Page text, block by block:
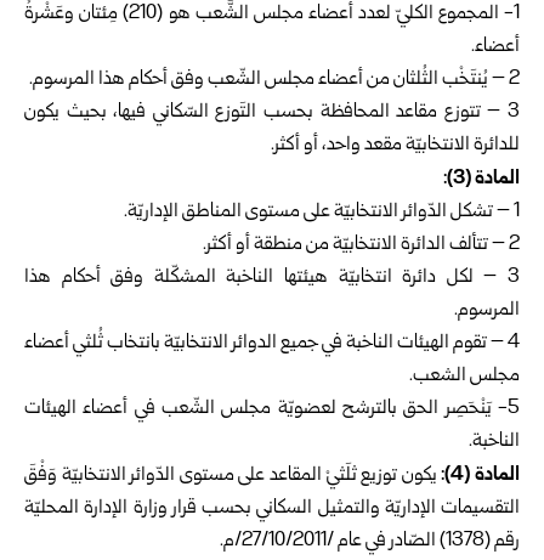
‎1- المجموع الكليّ لعدد أعضاء مجلس الشَّعب هو (210) مِئتان وعَشْرةُ
أعضاء.
2 – يُنتَخْب الثُلثان من أعضاء مجلس الشّعب وفق أحكام هذا المرسوم.
3 – تتوزع مقاعد المحافظة بحسب التَوزع السّكاني فيها، بحيث يكون
للدائرة الانتخابيّة مقعد واحد، أو أكثر.
المادة (3):
1 – تشكل الدّوائر الانتخابيّة على مستوى المناطق الإداريّة.
2 – تتألف الدائرة الانتخابيّة من منطقة أو أكثر.
3 – لكل دائرة انتخابيّة هيئتها الناخبة المشكّلة وفق أحكام هذا
المرسوم.
4 – تقوم الهيئات الناخبة في جميع الدوائر الانتخابيّة بانتخاب ثُلثي أعضاء
مجلس الشعب.
5- يَنْحَصِر الحق بالترشح لعضويّة مجلس الشّعب في أعضاء الهيئات
الناخبة.
المادة (4):
يكون توزيع ثلَثيْ المقاعد على مستوى الدّوائر الانتخابيّة وَفْقَ
التقسيمات الإداريّة والتمثيل السكاني بحسب قرار وزارة الإدارة المحليّة
رقم (1378) الصّادر في عام /27/10/2011/م.‏